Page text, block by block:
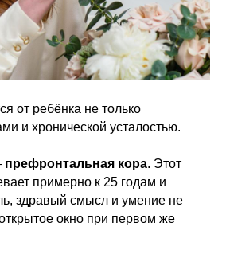
от ребёнка не только
и хронической усталостью.
префронтальная кора. Этот
примерно к 25 годам и
здравый смысл и умение не
окно при первом же